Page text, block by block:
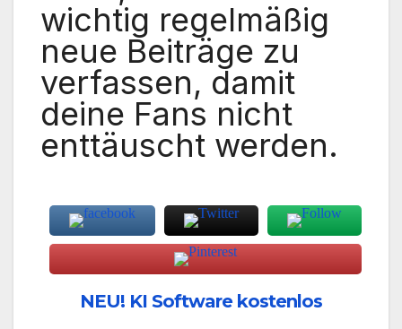
wichtig regelmäßig
neue Beiträge zu
verfassen, damit
deine Fans nicht
enttäuscht werden.
NEU! KI Software kostenlos